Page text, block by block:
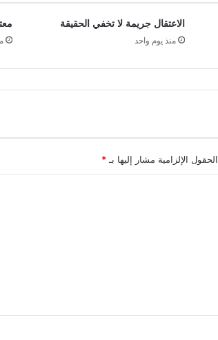
الاعتقال جريمة لا تخفي الحقيقة
منذ يوم واحد
الحقول الإلزامية مشار إليها بـ*